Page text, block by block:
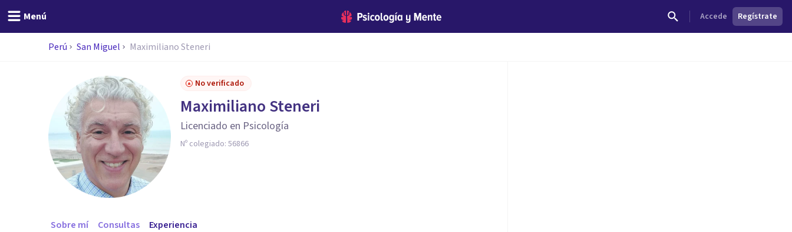
Menú Accede Regístrate
Perú San Miguel Maximiliano Steneri
No verificado
Maximiliano Steneri
Licenciado en Psicología
Nº colegiado: 56866
Sobre mí Consultas Experiencia